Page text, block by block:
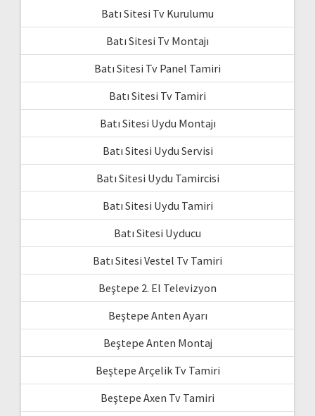
Batı Sitesi Tv Kurulumu
Batı Sitesi Tv Montajı
Batı Sitesi Tv Panel Tamiri
Batı Sitesi Tv Tamiri
Batı Sitesi Uydu Montajı
Batı Sitesi Uydu Servisi
Batı Sitesi Uydu Tamircisi
Batı Sitesi Uydu Tamiri
Batı Sitesi Uyducu
Batı Sitesi Vestel Tv Tamiri
Beştepe 2. El Televizyon
Beştepe Anten Ayarı
Beştepe Anten Montaj
Beştepe Arçelik Tv Tamiri
Beştepe Axen Tv Tamiri